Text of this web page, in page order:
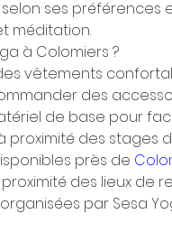
ses préférences
méditation.
à Colomiers ?
vêtements
des
de base pour
des stages
près de
des lieux
par Sesa